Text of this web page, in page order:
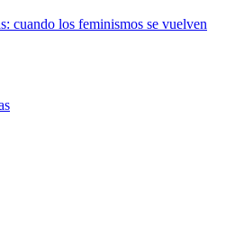
cuando los feminismos se vuelven